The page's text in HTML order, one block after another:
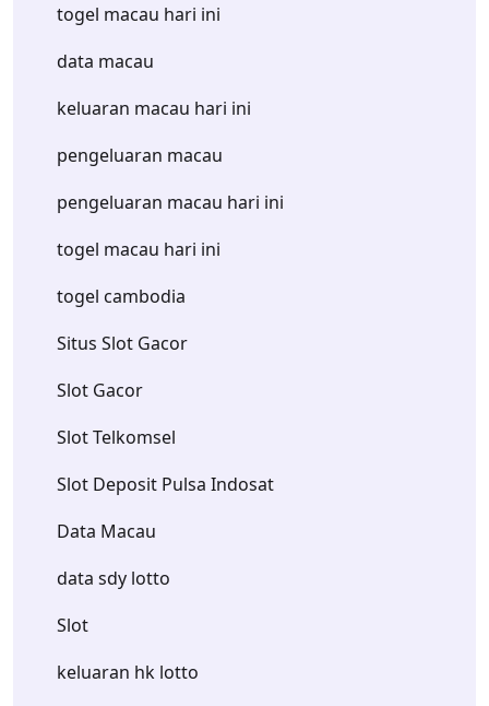
togel macau hari ini
data macau
keluaran macau hari ini
pengeluaran macau
pengeluaran macau hari ini
togel macau hari ini
togel cambodia
Situs Slot Gacor
Slot Gacor
Slot Telkomsel
Slot Deposit Pulsa Indosat
Data Macau
data sdy lotto
Slot
keluaran hk lotto